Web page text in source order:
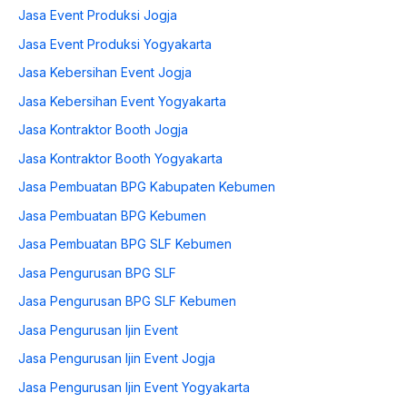
Jasa Event Produksi Jogja
Jasa Event Produksi Yogyakarta
Jasa Kebersihan Event Jogja
Jasa Kebersihan Event Yogyakarta
Jasa Kontraktor Booth Jogja
Jasa Kontraktor Booth Yogyakarta
Jasa Pembuatan BPG Kabupaten Kebumen
Jasa Pembuatan BPG Kebumen
Jasa Pembuatan BPG SLF Kebumen
Jasa Pengurusan BPG SLF
Jasa Pengurusan BPG SLF Kebumen
Jasa Pengurusan Ijin Event
Jasa Pengurusan Ijin Event Jogja
Jasa Pengurusan Ijin Event Yogyakarta